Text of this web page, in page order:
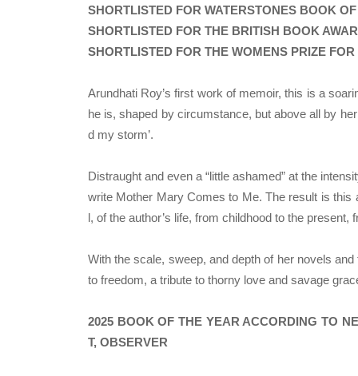
SHORTLISTED FOR WATERSTONES BOOK
SHORTLISTED FOR THE BRITISH BOOK
SHORTLISTED FOR THE WOMENS PRIZE
Arundhati Roy’s first work of memoir, this is a
he is, shaped by circumstance, but above all by
d my storm’.
Distraught and even a “little ashamed” at the
write Mother Mary Comes to Me. The result is
l, of the author’s life, from childhood to the present,
With the scale, sweep, and depth of her novels
to freedom, a tribute to thorny love and savage
2025 BOOK OF THE YEAR ACCORDING TO
T, OBSERVER